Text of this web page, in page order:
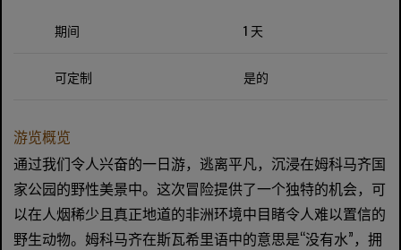
期间 1 天
可定制 是的
游览概览
通过我们令人兴奋的一日游，逃离平凡，沉浸在姆科马齐国
家公园的野性美景中。这次冒险提供了一个独特的机会，可
以在人烟稀少且真正地道的非洲环境中目睹令人难以置信的
野生动物。姆科马齐在斯瓦希里语中的意思是“没有水”，拥